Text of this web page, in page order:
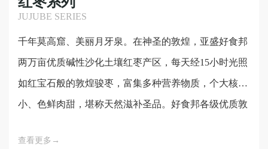
JUJUBE SERIES
千年莫高窟、美丽月牙泉。在神圣的敦煌，亚盛好食邦
两万亩优质碱性沙化土壤红枣产区，每天经15小时光照
如红宝石般的敦煌骏枣，富集多种营养物质，个大核
小、色鲜肉甜，堪称天然滋补圣品。好食邦各级优质敦
严格苛求于每一处细节。
查看更多→